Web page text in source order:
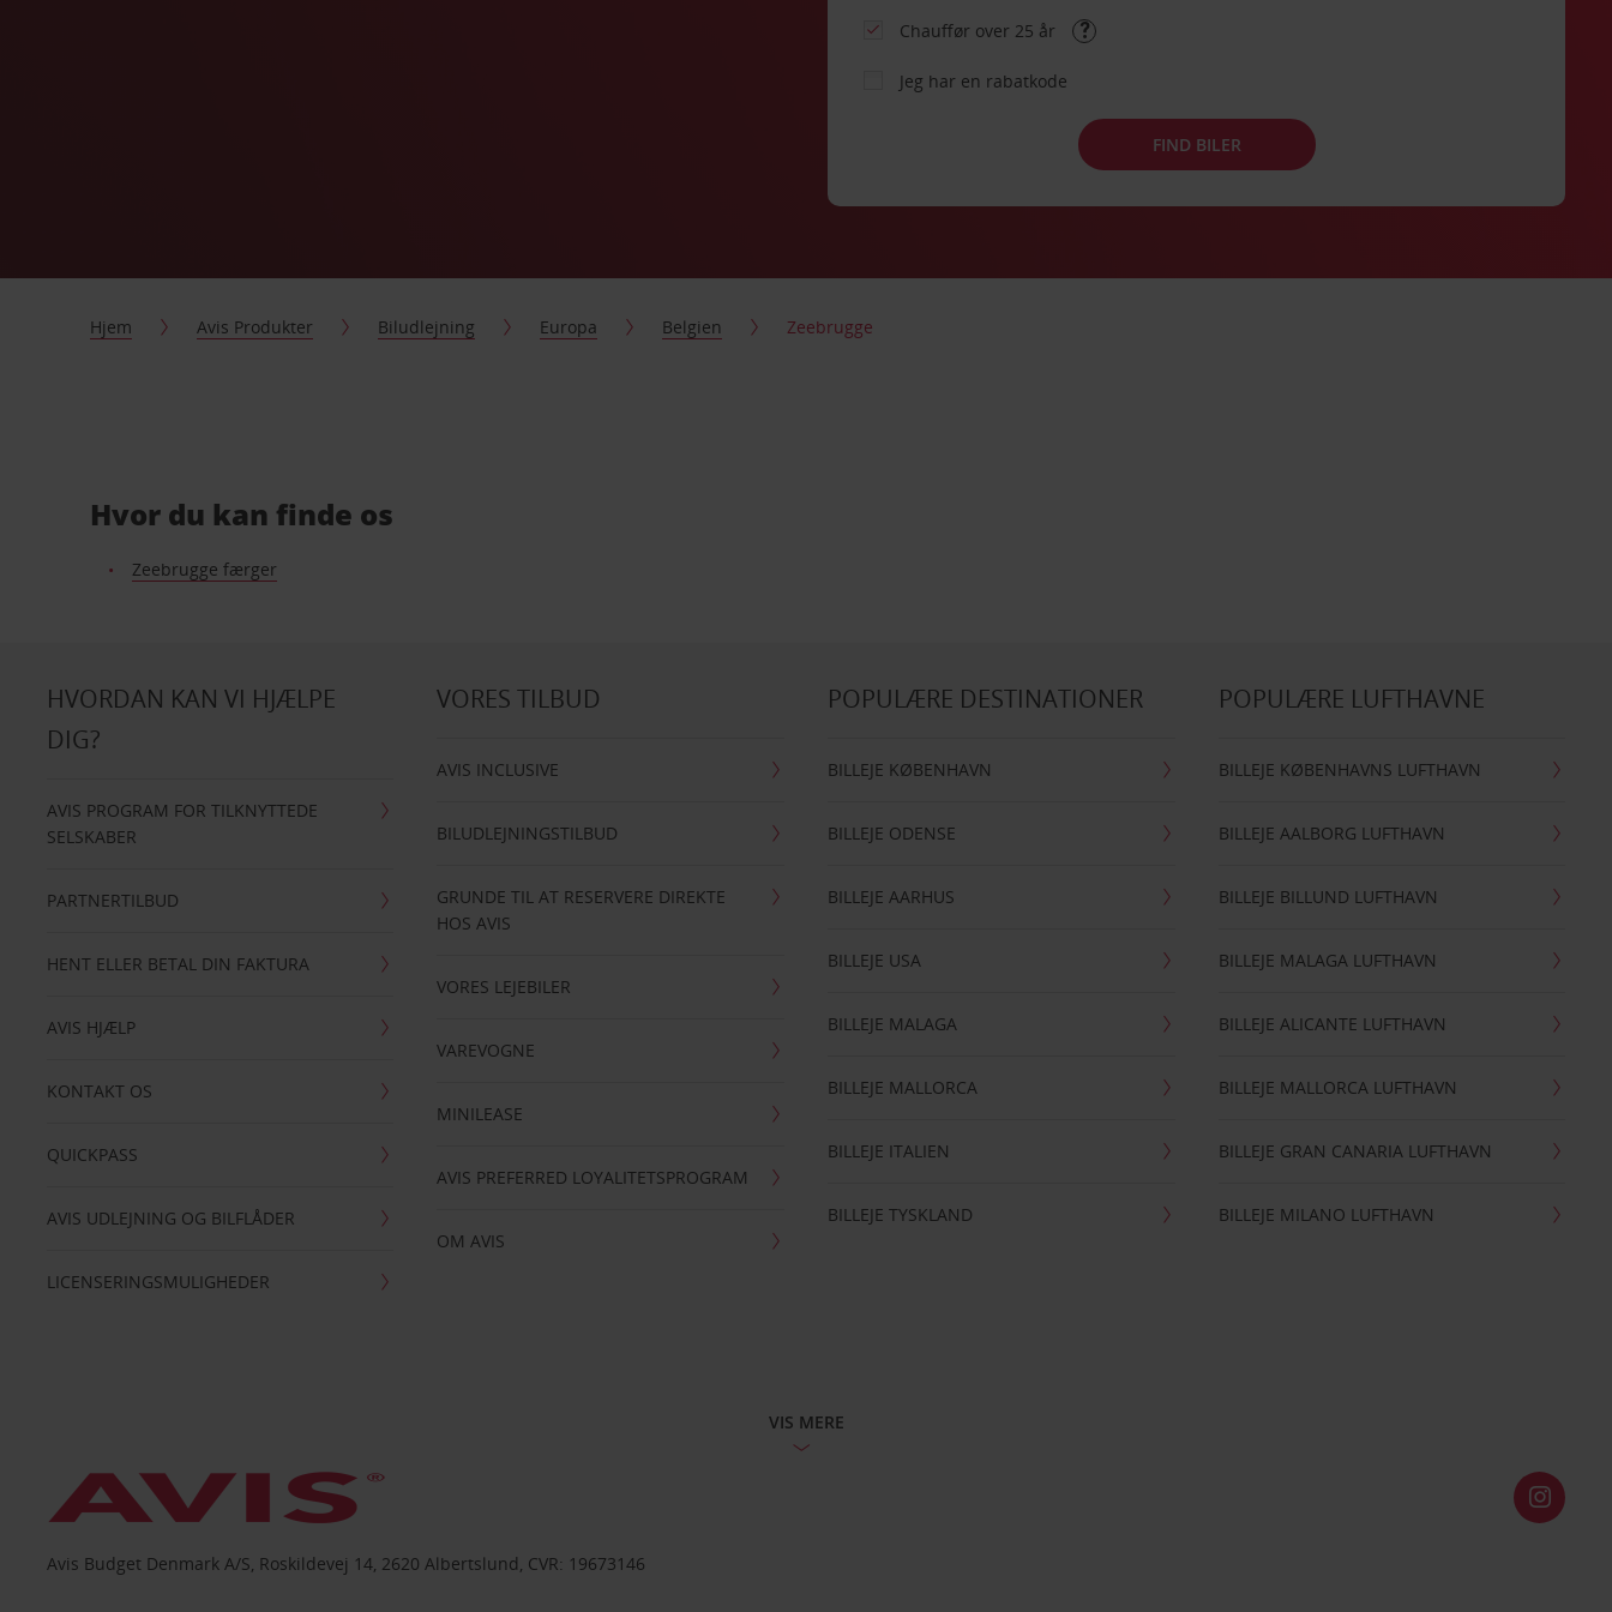
Chauffør over 25 år
Jeg har en rabatkode
FIND BILER
Hjem Avis Produkter Biludlejning Europa Belgien Zeebrugge
Hvor du kan finde os
Zeebrugge færger
HVORDAN KAN VI HJÆLPE
DIG?
AVIS PROGRAM FOR TILKNYTTEDE
SELSKABER
PARTNERTILBUD
HENT ELLER BETAL DIN FAKTURA
AVIS HJÆLP
KONTAKT OS
QUICKPASS
AVIS UDLEJNING OG BILFLÅDER
LICENSERINGSMULIGHEDER
VORES TILBUD
AVIS INCLUSIVE
BILUDLEJNINGSTILBUD
GRUNDE TIL AT RESERVERE DIREKTE
HOS AVIS
VORES LEJEBILER
VAREVOGNE
MINILEASE
AVIS PREFERRED LOYALITETSPROGRAM
OM AVIS
POPULÆRE DESTINATIONER
BILLEJE KØBENHAVN
BILLEJE ODENSE
BILLEJE AARHUS
BILLEJE USA
BILLEJE MALAGA
BILLEJE MALLORCA
BILLEJE ITALIEN
BILLEJE TYSKLAND
POPULÆRE LUFTHAVNE
BILLEJE KØBENHAVNS LUFTHAVN
BILLEJE AALBORG LUFTHAVN
BILLEJE BILLUND LUFTHAVN
BILLEJE MALAGA LUFTHAVN
BILLEJE ALICANTE LUFTHAVN
BILLEJE MALLORCA LUFTHAVN
BILLEJE GRAN CANARIA LUFTHAVN
BILLEJE MILANO LUFTHAVN
VIS MERE
Avis Budget Denmark A/S, Roskildevej 14, 2620 Albertslund, CVR: 19673146